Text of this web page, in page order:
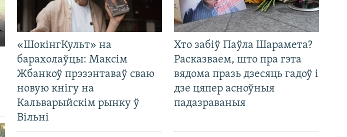
«ШокінгКульт» на
барахолаўцы: Максім
Жбанкоў прэзэнтаваў сваю
новую кнігу на
Кальварыйскім рынку ў
Вільні
Хто забіў Паўла Шарамета?
Расказваем, што пра гэта
вядома празь дзесяць гадоў і
дзе цяпер асноўныя
падазраваныя